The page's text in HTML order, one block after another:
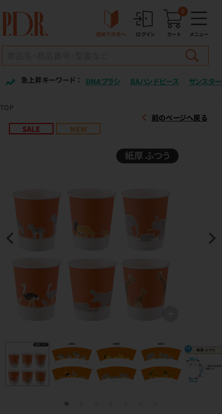
初めての方へ ログイン カート
0
メニュー
急上昇キーワード ： DNAブラシ BAハンドピース サンスター
TOP
前のページへ戻る
SALE NEW